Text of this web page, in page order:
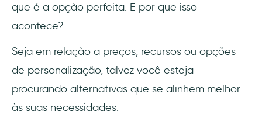
12- Ada
13- Forethought
14- Haptik
15- DigitalGenius
que é a opção perfeita. E por que isso
acontece?
Seja em relação a preços, recursos ou opções
de personalização, talvez você esteja
procurando alternativas que se alinhem melhor
às suas necessidades.